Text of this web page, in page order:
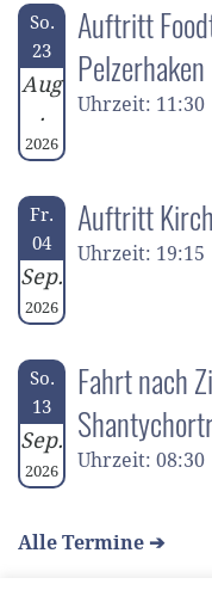
So.
23
Aug
.
2026
Auftritt
Pelzerhaken
Uhrzeit: 11:30
Fr.
04
Sep.
2026
Auftritt
Uhrzeit: 19:15
So.
13
Sep.
2026
Fahrt nach
Uhrzeit: 08:30
Alle Termine ➔